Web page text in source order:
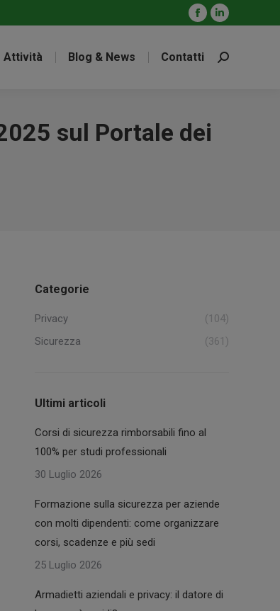
Facebook
opens
Linkedin
opens
Attività Blog & News Contatti Cerca:
sul Portale dei
Categorie
Privacy
(104)
Sicurezza
(361)
Ultimi articoli
Corsi di sicurezza rimborsabili fino al
100% per studi professionali
30 Luglio 2026
Formazione sulla sicurezza per aziende
con molti dipendenti: come organizzare
corsi, scadenze e più sedi
25 Luglio 2026
Armadietti aziendali e privacy: il datore di